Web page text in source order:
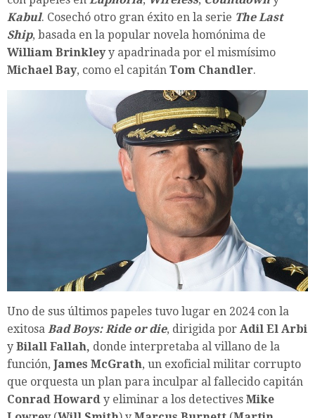
Kabul. Cosechó otro gran éxito en la serie The Last
Ship, basada en la popular novela homónima de
William Brinkleyy apadrinada por el mismísimo
Michael Bay, como el capitán Tom Chandler.
Uno de sus últimos papeles tuvo lugar en 2024 con la
exitosa Bad Boys: Ride or die, dirigida por Adil El Arbi
y Bilall Fallah, donde interpretaba al villano de la
función, James McGrath, un exoficial militar corrupto
que orquesta un plan para inculpar al fallecido capitán
Conrad Howard y eliminar a los detectives Mike